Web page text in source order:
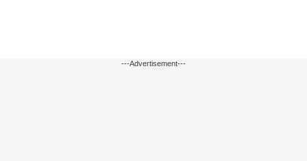
---Advertisement---